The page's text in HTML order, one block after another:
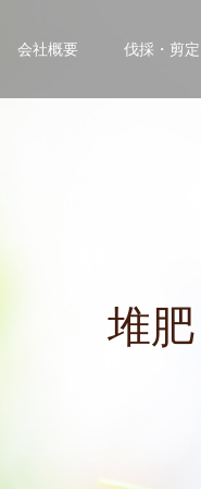
会社概要 伐採・剪定
・ウ